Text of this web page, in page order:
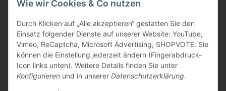
Wie wir Cookies & Co nutzen
Durch Klicken auf „Alle akzeptieren“ gestatten Sie den
Einsatz folgender Dienste auf unserer Website: YouTube,
Vimeo, ReCaptcha, Microsoft Advertising, SHOPVOTE. Sie
können die Einstellung jederzeit ändern (Fingerabdruck-
Icon links unten). Weitere Details finden Sie unter
Konfigurieren und in unserer Datenschutzerklärung.
Vertriebspartner